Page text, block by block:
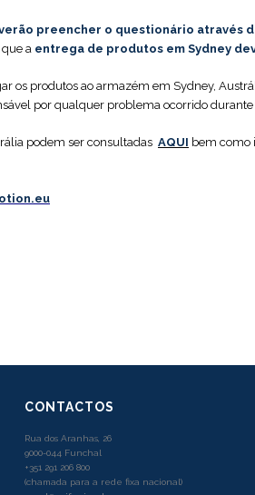
preencher o questionário através
que a entrega de produtos em Sydney
os produtos ao armazém em Sydney,
por qualquer problema ocorrido durante
podem ser consultadas AQUI bem como
CONTACTOS
Rua dos Aranhas, 26
9000-044 Funchal
+351 291 206 800
(chamada para a rede fixa nacional)